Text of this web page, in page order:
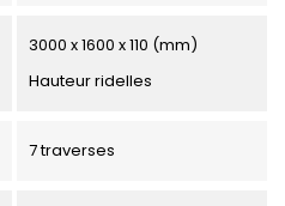
3000 x 1600 x 110 (mm)
Hauteur ridelles
7 traverses